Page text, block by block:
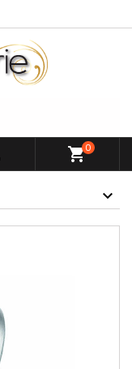
shopping_cart0